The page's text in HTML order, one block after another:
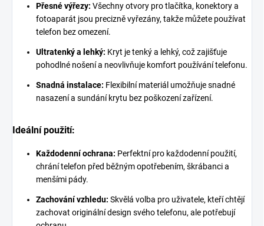
Přesné výřezy: Všechny otvory pro tlačítka, konektory a
fotoaparát jsou precizně vyřezány, takže můžete používat
telefon bez omezení.
Ultratenký a lehký: Kryt je tenký a lehký, což zajišťuje
pohodlné nošení a neovlivňuje komfort používání telefonu.
Snadná instalace: Flexibilní materiál umožňuje snadné
nasazení a sundání krytu bez poškození zařízení.
Ideální použití:
Každodenní ochrana: Perfektní pro každodenní použití,
chrání telefon před běžným opotřebením, škrábanci a
menšími pády.
Zachování vzhledu: Skvělá volba pro uživatele, kteří chtějí
zachovat originální design svého telefonu, ale potřebují